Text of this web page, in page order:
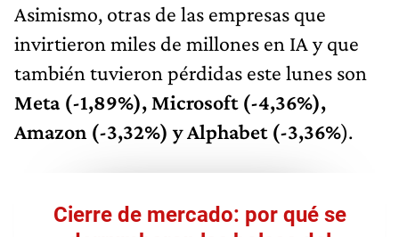
Asimismo, otras de las empresas que
invirtieron miles de millones en IA y que
también tuvieron pérdidas este lunes son
Meta (-1,89%), Microsoft (-4,36%),
Amazon (-3,32%) y Alphabet (-3,36%).
Cierre de mercado: por qué se